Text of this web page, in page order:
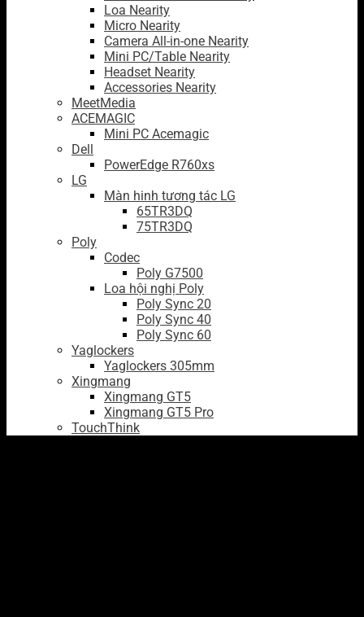
Loa Nearity
Micro Nearity
Camera All-in-one Nearity
Mini PC/Table Nearity
Headset Nearity
Accessories Nearity
MeetMedia
ACEMAGIC
Mini PC Acemagic
Dell
PowerEdge R760xs
LG
Màn hinh tương tác LG
65TR3DQ
75TR3DQ
Poly
Codec
Poly G7500
Loa hội nghị Poly
Poly Sync 20
Poly Sync 40
Poly Sync 60
Yaglockers
Yaglockers 305mm
Xingmang
Xingmang GT5
Xingmang GT5 Pro
TouchThink